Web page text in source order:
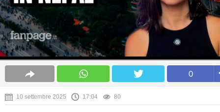
0
10 settembre 2025 17:04 80